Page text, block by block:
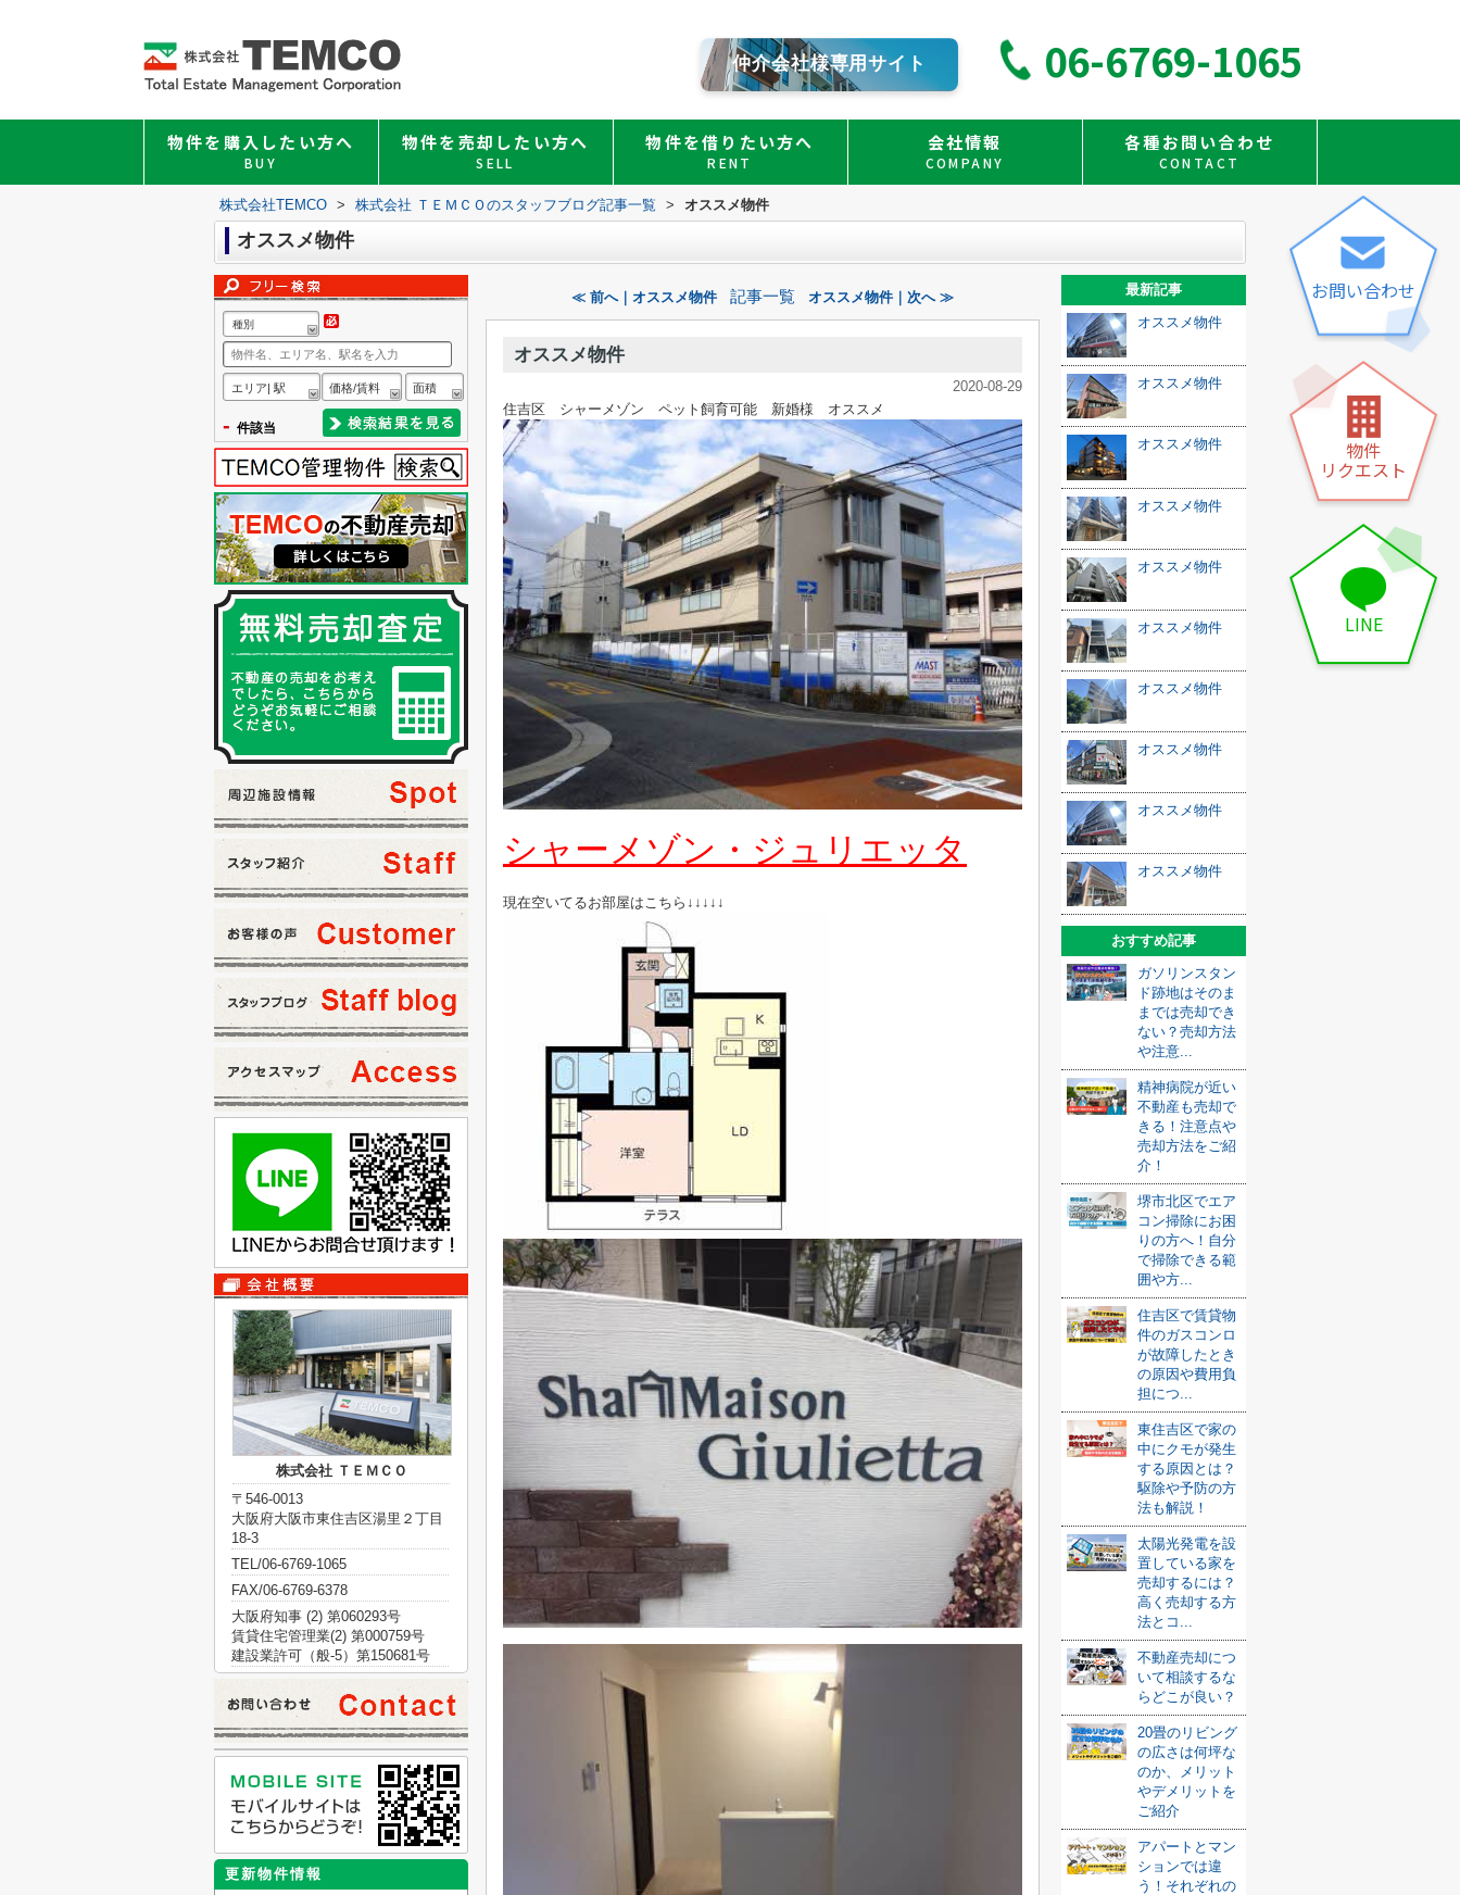
仲介会社様専用サイト 06-6769-1065
物件を購入したい方へ
BUY
物件を売却したい方へ
SELL
物件を借りたい方へ
RENT
会社情報
COMPANY
各種お問い合わせ
CONTACT
株式会社TEMCO > 株式会社 ＴＥＭＣＯのスタッフブログ記事一覧 > オススメ物件
オススメ物件
≪ 前へ｜オススメ物件 記事一覧 オススメ物件｜次へ ≫
オススメ物件
2020-08-29
住吉区 シャーメゾン ペット飼育可能 新婚様 オススメ
シャーメゾン・ジュリエッタ
現在空いてるお部屋はこちら↓↓↓↓↓
最新記事
オススメ物件
オススメ物件
オススメ物件
オススメ物件
オススメ物件
オススメ物件
オススメ物件
オススメ物件
オススメ物件
オススメ物件
おすすめ記事
ガソリンスタン
ド跡地はそのま
までは売却でき
ない？売却方法
や注意...
精神病院が近い
不動産も売却で
きる！注意点や
売却方法をご紹
介！
堺市北区でエア
コン掃除にお困
りの方へ！自分
で掃除できる範
囲や方...
住吉区で賃貸物
件のガスコンロ
が故障したとき
の原因や費用負
担につ...
東住吉区で家の
中にクモが発生
する原因とは？
駆除や予防の方
法も解説！
太陽光発電を設
置している家を
売却するには？
高く売却する方
法とコ...
不動産売却につ
いて相談するな
らどこが良い？
20畳のリビング
の広さは何坪な
のか、メリット
やデメリットを
ご紹介
アパートとマン
ションでは違
う！それぞれの
種別
エリア| 駅 価格/賃料 面積
- 件該当
株式会社 ＴＥＭＣＯ
〒546-0013
大阪府大阪市東住吉区湯里２丁目
18-3
TEL/06-6769-1065
FAX/06-6769-6378
大阪府知事 (2) 第060293号
賃貸住宅管理業(2) 第000759号
建設業許可（般-5）第150681号
更新物件情報
お問い合わせ
物件
リクエスト
LINE